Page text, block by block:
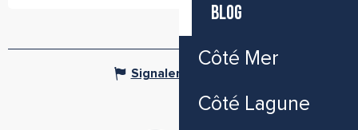
BLOG
Côté Mer
Côté Lagune
Signaler une erreur